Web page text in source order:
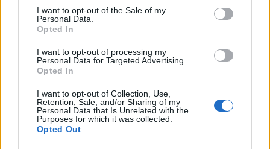
consent section.
I want to opt-out of the Sale of my
Personal Data.
Opted In
I want to opt-out of processing my
Personal Data for Targeted Advertising.
Opted In
I want to opt-out of Collection, Use,
Retention, Sale, and/or Sharing of my
Personal Data that Is Unrelated with the
Purposes for which it was collected.
Opted Out